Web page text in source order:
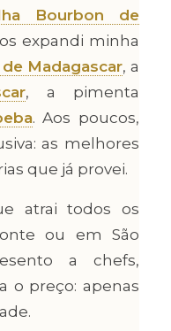
Bourbon de
expandi minha
de Madagascar, a
, a pimenta
. Aos poucos,
as melhores
que já provei.
atrai todos os
ou em São
a chefs,
o preço: apenas